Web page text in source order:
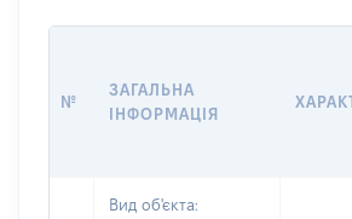
№
ЗАГАЛЬНА
ІНФОРМАЦІЯ
Вид об'єкта: